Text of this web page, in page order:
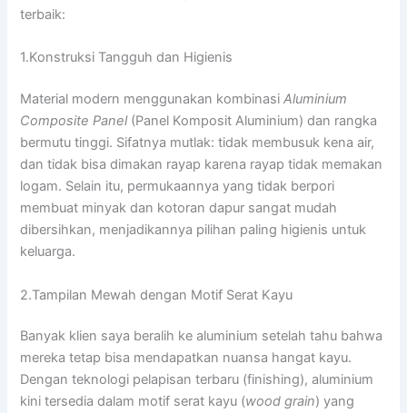
terbaik:
1.Konstruksi Tangguh dan Higienis
Material modern menggunakan kombinasiAluminium
Composite Panel(Panel Komposit Aluminium) dan rangka
bermutu tinggi. Sifatnya mutlak: tidak membusuk kena air,
dan tidak bisa dimakan rayap karena rayap tidak memakan
logam. Selain itu, permukaannya yang tidak berpori
membuat minyak dan kotoran dapur sangat mudah
dibersihkan, menjadikannya pilihan paling higienis untuk
keluarga.
2.Tampilan Mewah dengan Motif Serat Kayu
Banyak klien saya beralih ke aluminium setelah tahu bahwa
mereka tetap bisa mendapatkan nuansa hangat kayu.
Dengan teknologi pelapisan terbaru (finishing), aluminium
kini tersedia dalam motif serat kayu (wood grain) yang